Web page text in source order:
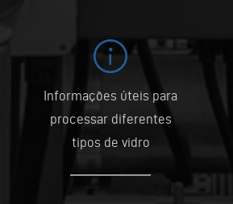
Informações úteis para
processar diferentes
tipos de vidro